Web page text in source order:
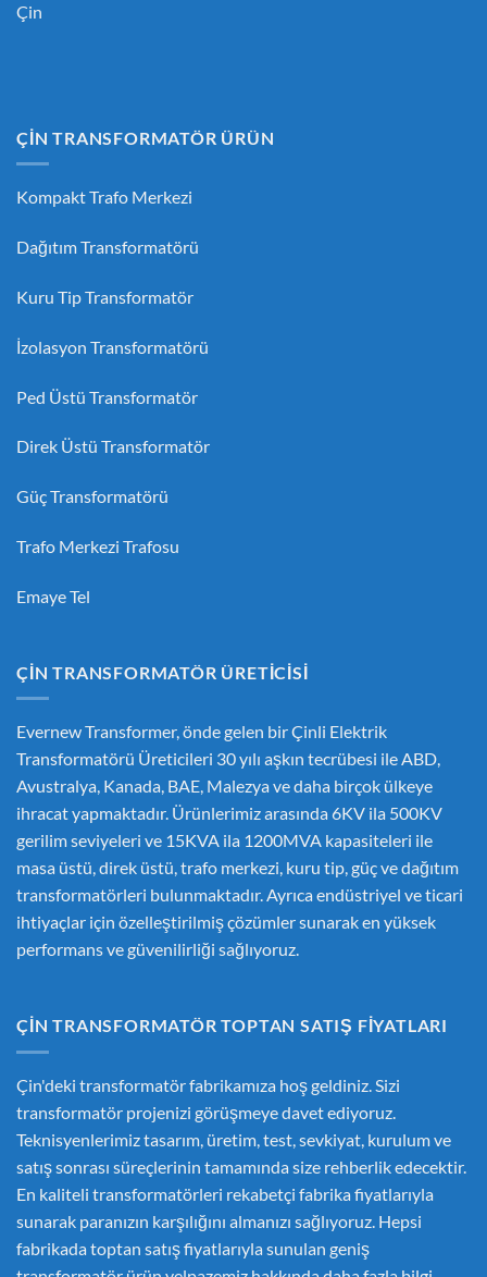
Çin
ÇİN TRANSFORMATÖR ÜRÜN
Kompakt Trafo Merkezi
Dağıtım Transformatörü
Kuru Tip Transformatör
İzolasyon Transformatörü
Ped Üstü Transformatör
Direk Üstü Transformatör
Güç Transformatörü
Trafo Merkezi Trafosu
Emaye Tel
ÇIN TRANSFORMATÖR ÜRETICISI
Evernew Transformer, önde gelen birÇinli Elektrik
Transformatörü Üreticileri 30 yılı aşkın tecrübesi ile ABD,
Avustralya, Kanada, BAE, Malezya ve daha birçok ülkeye
ihracat yapmaktadır. Ürünlerimiz arasında 6KV ila 500KV
gerilim seviyeleri ve 15KVA ila 1200MVA kapasiteleri ile
masa üstü, direk üstü, trafo merkezi, kuru tip, güç ve dağıtım
transformatörleri bulunmaktadır. Ayrıca endüstriyel ve ticari
ihtiyaçlar için özelleştirilmiş çözümler sunarak en yüksek
performans ve güvenilirliği sağlıyoruz.
ÇIN TRANSFORMATÖR TOPTAN SATIŞ FIYATLARI
Çin'deki transformatör fabrikamıza hoş geldiniz. Sizi
transformatör projenizi görüşmeye davet ediyoruz.
Teknisyenlerimiz tasarım, üretim, test, sevkiyat, kurulum ve
satış sonrası süreçlerinin tamamında size rehberlik edecektir.
En kaliteli transformatörleri rekabetçi fabrika fiyatlarıyla
sunarak paranızın karşılığını almanızı sağlıyoruz. Hepsi
fabrikada toptan satış fiyatlarıyla sunulan geniş